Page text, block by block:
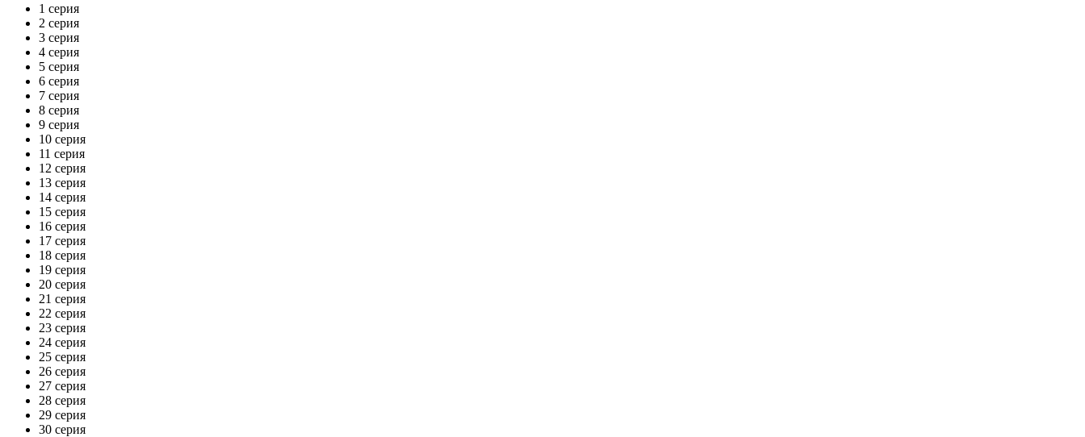
1 серия
2 серия
3 серия
4 серия
5 серия
6 серия
7 серия
8 серия
9 серия
10 серия
11 серия
12 серия
13 серия
14 серия
15 серия
16 серия
17 серия
18 серия
19 серия
20 серия
21 серия
22 серия
23 серия
24 серия
25 серия
26 серия
27 серия
28 серия
29 серия
30 серия